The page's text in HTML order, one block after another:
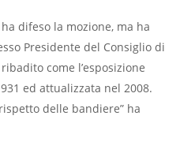
difeso la mozione, ma ha
Presidente del Consiglio di
come l’esposizione
ed attualizzata nel 2008.
delle bandiere” ha